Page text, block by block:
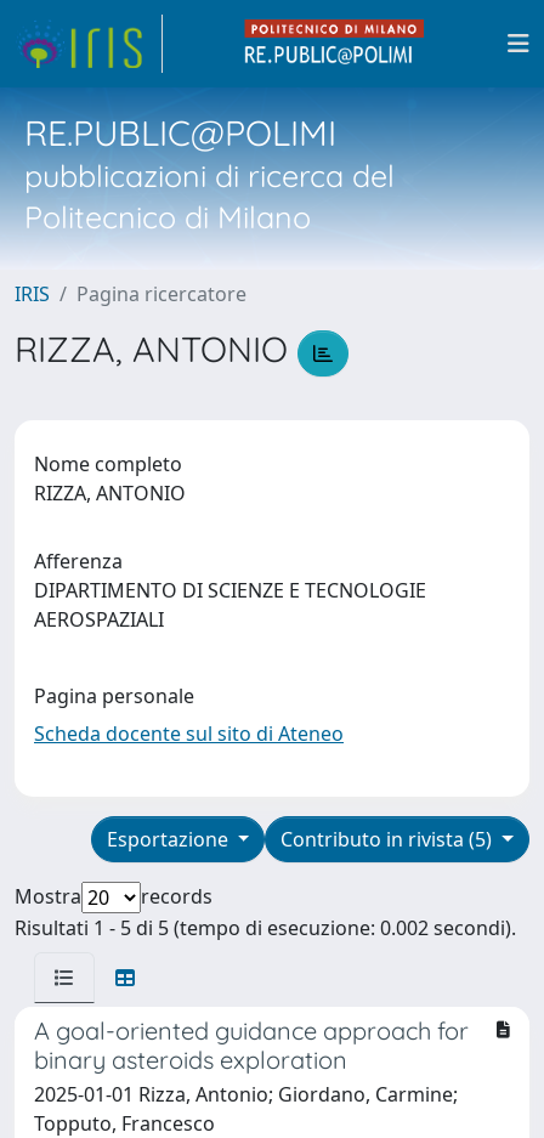
RE.PUBLIC@POLIMI
pubblicazioni di ricerca del
Politecnico di Milano
IRIS Pagina ricercatore
RIZZA, ANTONIO
Nome completo
RIZZA, ANTONIO
Afferenza
DIPARTIMENTO DI SCIENZE E TECNOLOGIE
AEROSPAZIALI
Pagina personale
Scheda docente sul sito di Ateneo
Contributo in rivista (5)
Esportazione
Mostra
records
Risultati 1 - 5 di 5 (tempo di esecuzione: 0.002 secondi).
A goal-oriented guidance approach for
binary asteroids exploration
2025-01-01 Rizza, Antonio; Giordano, Carmine;
Topputo, Francesco